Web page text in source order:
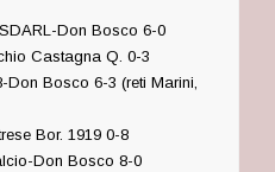
Don Bosco 6-0
Castagna Q. 0-3
Don Bosco 6-3 (reti Marini,
Bor. 1919 0-8
Don Bosco 8-0